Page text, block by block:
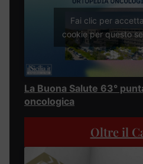
Fai clic per
cookie per questo
La Buona Salute 63°
oncologica
Oltre il